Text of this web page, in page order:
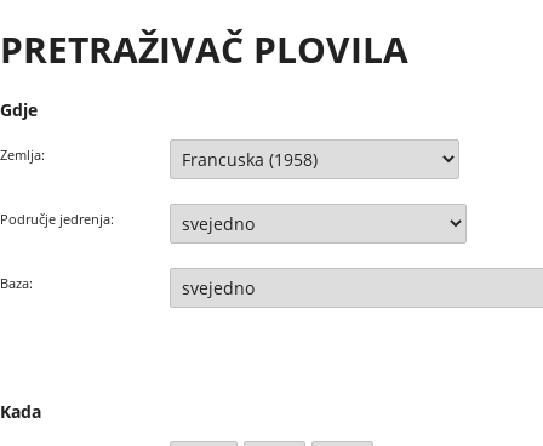
PRETRAŽIVAČ PLOVILA
Gdje
Zemlja:
Područje jedrenja:
Baza:
Kada